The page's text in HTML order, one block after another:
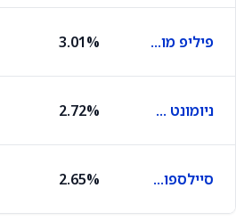
פיליפ מוריס 3.01%
ניומונט מיינינג 2.72%
סיילספורס 2.65%